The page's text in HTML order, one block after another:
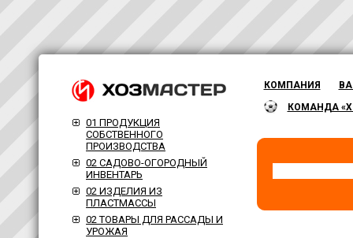
01 ПРОДУКЦИЯ
СОБСТВЕННОГО
ПРОИЗВОДСТВА
02 САДОВО-ОГОРОДНЫЙ
ИНВЕНТАРЬ
02 ИЗДЕЛИЯ ИЗ
ПЛАСТМАССЫ
02 ТОВАРЫ ДЛЯ РАССАДЫ И
УРОЖАЯ
КОМПАНИЯ
КОМАНДА